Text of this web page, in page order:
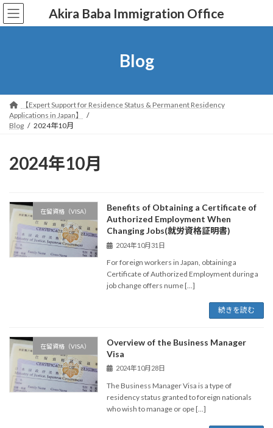
コ
ン
ナ
ビ
Akira Baba Immigration Office
Blog
【Expert Support for Residence Status & Permanent Residency
Applications in Japan】
Blog
2024年10月
2024年10月
在留資格（VISA）
Benefits of Obtaining a Certificate of
Authorized Employment When
Changing Jobs(就労資格証明書)
2024年10月31日
For foreign workers in Japan, obtaining a
Certificate of Authorized Employment during a
job change offers nume […]
続きを読む
在留資格（VISA）
Overview of the Business Manager
Visa
2024年10月28日
The Business Manager Visa is a type of
residency status granted to foreign nationals
who wish to manage or ope […]